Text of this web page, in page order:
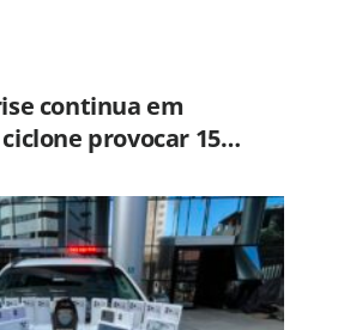
continua em
provocar 15